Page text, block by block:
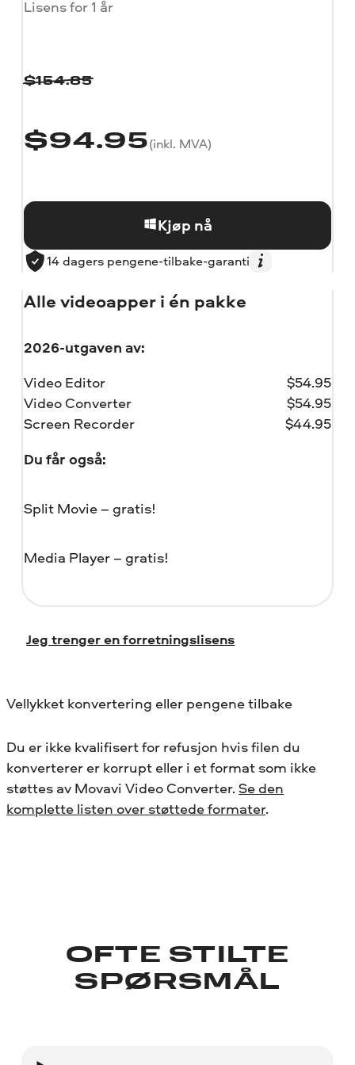
Lisens for 1 år
$154.85
$94.95(inkl. MVA)
Kjøp nå
14 dagers pengene-tilbake-garanti
Alle videoapper i én pakke
2026-utgaven av:
Video Editor
$54.95
Video Converter
$54.95
Screen Recorder
$44.95
Du får også:
Split Movie – gratis!
Media Player – gratis!
Jeg trenger en forretningslisens
Vellykket konvertering eller pengene tilbake
Du er ikke kvalifisert for refusjon hvis filen du
konverterer er korrupt eller i et format som ikke
støttes av Movavi Video Converter. Se den
komplette listen over støttede formater.
OFTE STILTE
SPØRSMÅL